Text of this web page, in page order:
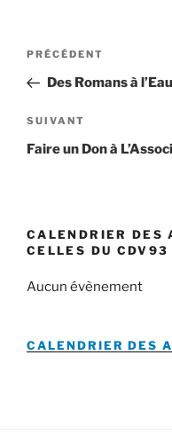
Navigation
l’article
Article
précédent
PRÉCÉDENT
Des Romans à
Article
suivant
SUIVANT
Faire un Don à
CALENDRIER DES
CELLES DU CDV93
Aucun évènement
CALENDRIER DES